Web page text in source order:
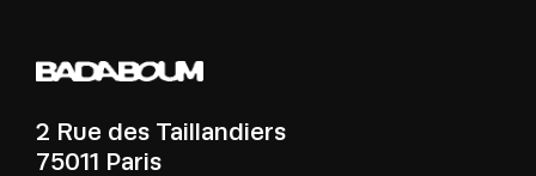
2 Rue des Taillandiers
75011 Paris